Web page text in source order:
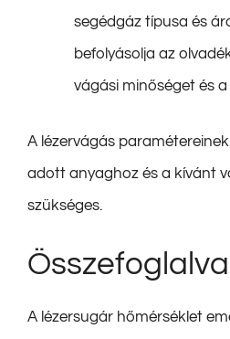
segédgáz típusa és
befolyásolja az
vágási minőséget és
A lézervágás
adott anyaghoz és a kívánt
szükséges.
Összefoglalva
A lézersugár hőmérséklet